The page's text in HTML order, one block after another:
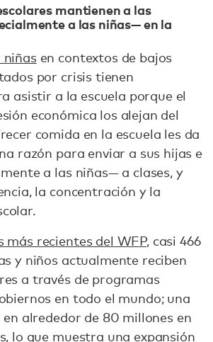
mantienen a las
a las niñas— en la
niñasen contextos de bajos
por crisis tienen
asistir a la escuela porque el
económica los alejan del
comida en la escuela les da
razón para enviar a sus hijas e
a las niñas— a clases, y
la concentración y la
más recientes del WFP, casi 466
y niños actualmente reciben
a través de programas
en todo el mundo; una
alrededor de 80 millones en
lo que muestra una expansión